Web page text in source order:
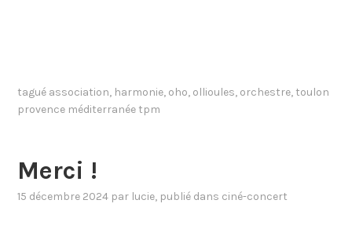
tagué association, harmonie, oho, ollioules, orchestre, toulon
provence méditerranée tpm
Merci !
15 décembre 2024 par lucie, publié dans ciné-concert